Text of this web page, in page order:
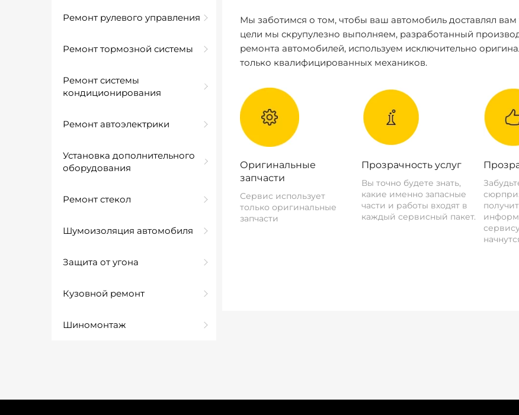
Ремонт рулевого управления
Ремонт тормозной системы
Ремонт системы
кондиционирования
Ремонт автоэлектрики
Установка дополнительного
оборудования
Ремонт стекол
Шумоизоляция автомобиля
Защита от угона
Кузовной ремонт
Шиномонтаж
Мы заботимся о том, чтобы ваш автомобиль доставлял вам
цели мы скрупулезно выполняем, разработанный
ремонта автомобилей, используем исключительно
только квалифицированных механиков.
Оригинальные
запчасти
Сервис использует
только оригинальные
запчасти
Прозрачность услуг
Вы точно будете знать,
какие именно запасные
части и работы входят в
каждый сервисный пакет.